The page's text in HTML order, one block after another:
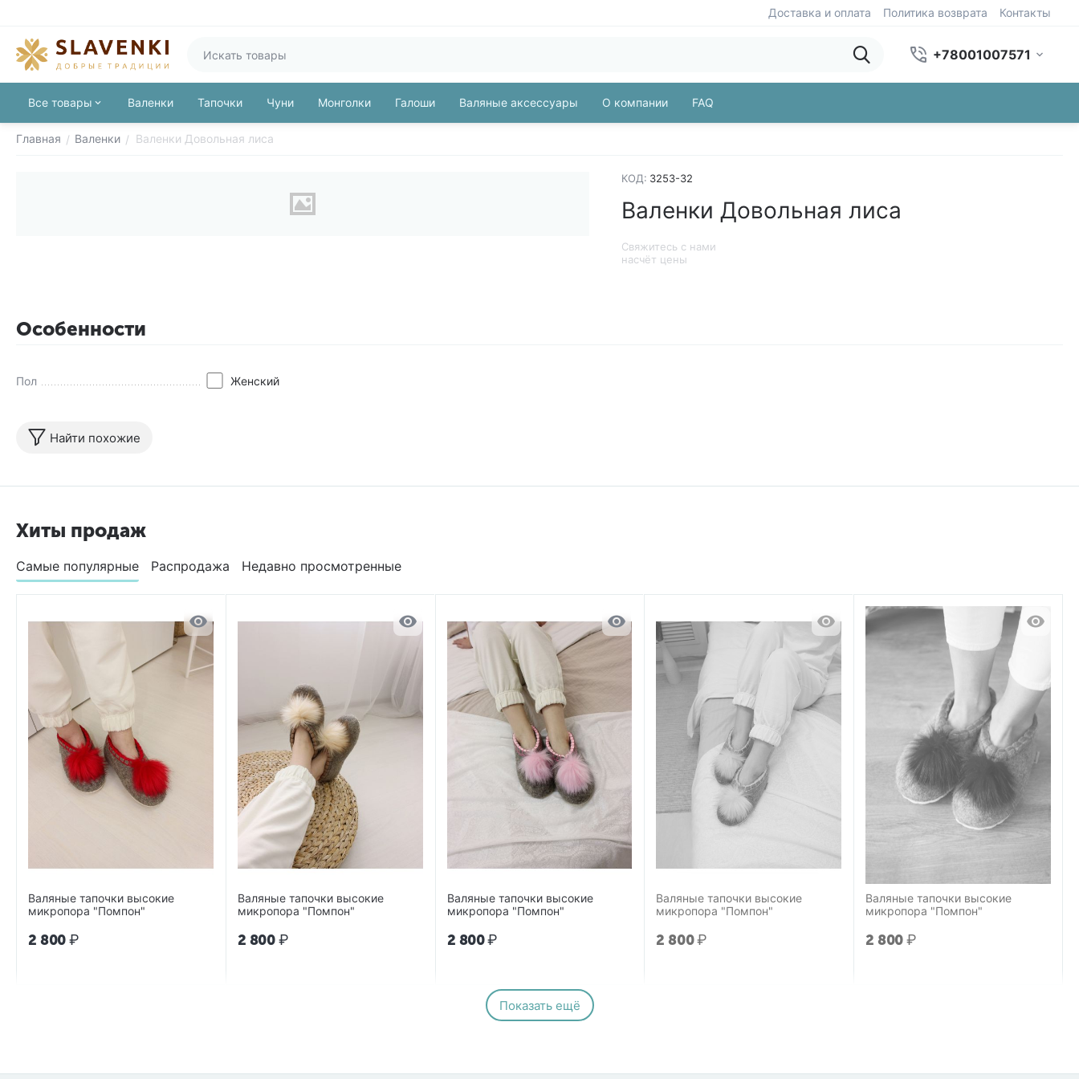
Доставка и оплата Политика возврата Контакты
+78001007571
Все товары Валенки Тапочки Чуни Монголки Галоши Валяные аксессуары О компании FAQ
Главная / Валенки / Валенки Довольная лиса
КОД: 3253-32
Валенки Довольная лиса
Свяжитесь с нами
насчёт цены
Особенности
Пол Женский
Найти похожие
Хиты продаж
Самые популярные Распродажа Недавно просмотренные
Валяные тапочки высокие
микропора "Помпон"
2 800₽
Валяные тапочки высокие
микропора "Помпон"
2 800 ₽
Валяные тапочки высокие
микропора "Помпон"
2 800₽
Валяные тапочки высокие
микропора "Помпон"
2 800₽
Валяные тапочки высокие
микропора "Помпон"
2 800₽
Показать ещё